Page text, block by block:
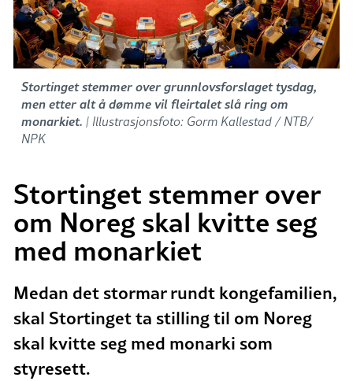
Stortinget stemmer over grunnlovsforslaget tysdag,
men etter alt å dømme vil fleirtalet slå ring om
monarkiet. | Illustrasjonsfoto: Gorm Kallestad / NTB/
NPK
Stortinget stemmer over
om Noreg skal kvitte seg
med monarkiet
Medan det stormar rundt kongefamilien,
skal Stortinget ta stilling til om Noreg
skal kvitte seg med monarki som
styresett.